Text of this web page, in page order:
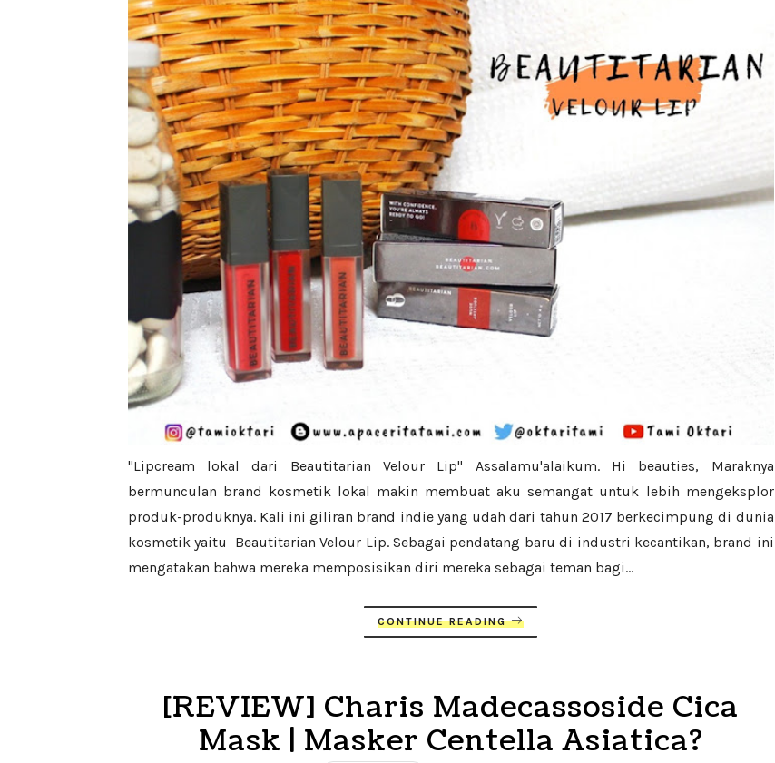
"Lipcream lokal dari Beautitarian Velour Lip" Assalamu'alaikum. Hi beauties, Maraknya
bermunculan brand kosmetik lokal makin membuat aku semangat untuk lebih mengeksplor
produk-produknya. Kali ini giliran brand indie yang udah dari tahun 2017 berkecimpung di dunia
kosmetik yaitu Beautitarian Velour Lip. Sebagai pendatang baru di industri kecantikan, brand ini
mengatakan bahwa mereka memposisikan diri mereka sebagai teman bagi...
CONTINUE READING
[REVIEW] Charis Madecassoside Cica
Mask | Masker Centella Asiatica?